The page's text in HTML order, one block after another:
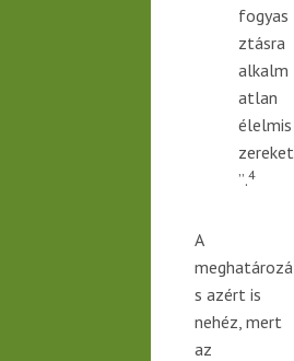
fogyas
ztásra
alkalm
atlan
élelmis
zereket
”.4
A
meghatározá
s azért is
nehéz, mert
az